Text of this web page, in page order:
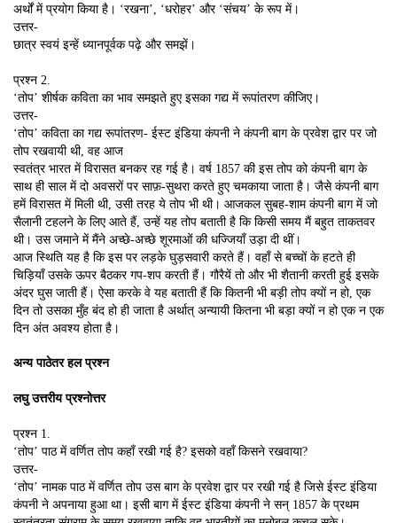
अर्थों में प्रयोग किया है। ‘रखना’, ‘धरोहर’ और ‘संचय’ के रूप में।
उत्तर-
छात्र स्वयं इन्हें ध्यानपूर्वक पढ़े और समझें।
प्रश्न 2.
‘तोप’ शीर्षक कविता का भाव समझते हुए इसका गद्य में रूपांतरण कीजिए।
उत्तर-
‘तोप’ कविता का गद्य रूपांतरण- ईस्ट इंडिया कंपनी ने कंपनी बाग के प्रवेश द्वार पर जो
तोप रखवायी थी, वह आज
स्वतंत्र भारत में विरासत बनकर रह गई है। वर्ष 1857 की इस तोप को कंपनी बाग के
साथ ही साल में दो अवसरों पर साफ़-सुथरा करते हुए चमकाया जाता है। जैसे कंपनी बाग
हमें विरासत में मिली थी, उसी तरह ये तोप भी थी। आजकल सुबह-शाम कंपनी बाग में जो
सैलानी टहलने के लिए आते हैं, उन्हें यह तोप बताती है कि किसी समय मैं बहुत ताकतवर
थी। उस जमाने में मैंने अच्छे-अच्छे शूरमाओं की धज्जियाँ उड़ा दी थीं।
आज स्थिति यह है कि इस पर लड़के घुड़सवारी करते हैं। वहाँ से बच्चों के हटते ही
चिड़ियाँ उसके ऊपर बैठकर गप-शप करती हैं। गौरैयें तो और भी शैतानी करती हुई इसके
अंदर घुस जाती हैं। ऐसा करके वे यह बताती हैं कि कितनी भी बड़ी तोप क्यों न हो, एक
दिन तो उसका मुँह बंद हो ही जाता है अर्थात् अन्यायी कितना भी बड़ा क्यों न हो एक न एक
दिन अंत अवश्य होता है।
अन्य पाठेतर हल प्रश्न
लघु उत्तरीय प्रश्नोत्तर
प्रश्न 1.
‘तोप’ पाठ में वर्णित तोप कहाँ रखी गई है? इसको वहाँ किसने रखवाया?
उत्तर-
‘तोप’ नामक पाठ में वर्णित तोप उस बाग के प्रवेश द्वार पर रखी गई है जिसे ईस्ट इंडिया
कंपनी ने अपनाया हुआ था। इसी बाग में ईस्ट इंडिया कंपनी ने सन् 1857 के प्रथम